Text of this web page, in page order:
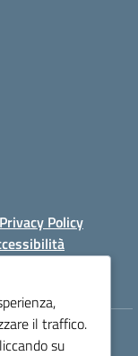
Privacy Policy
il traffico.
su